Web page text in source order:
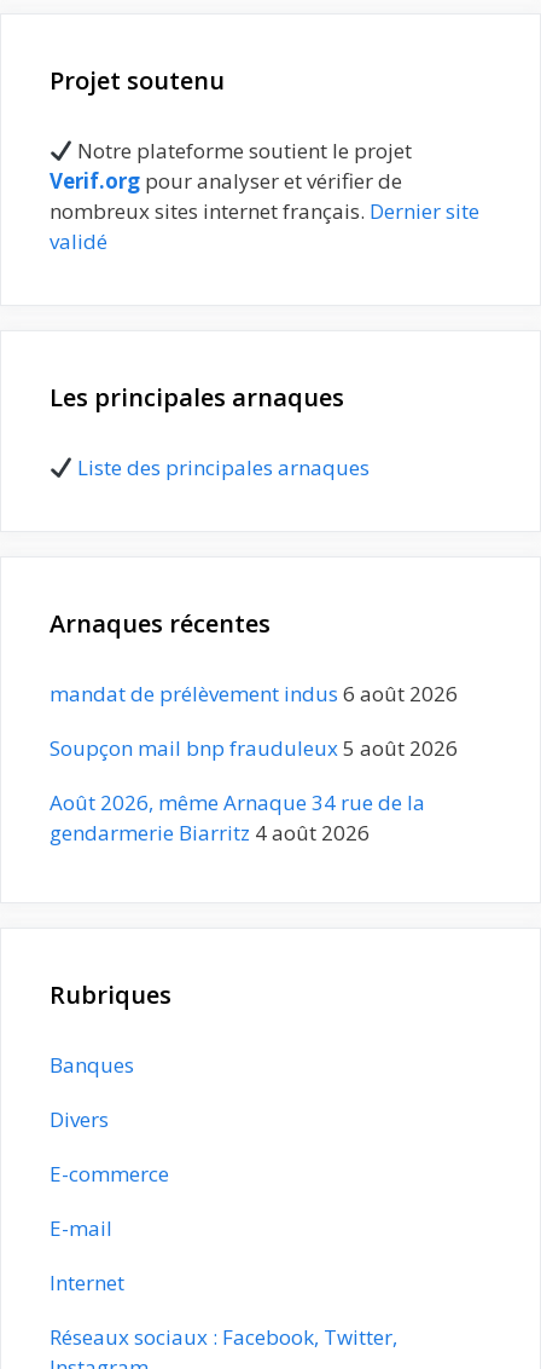
Projet soutenu
Notre plateforme soutient le projet
Verif.org pour analyser et vérifier de
nombreux sites internet français. Dernier site
validé
Les principales arnaques
Liste des principales arnaques
Arnaques récentes
mandat de prélèvement indus 6 août 2026
Soupçon mail bnp frauduleux5 août 2026
Août 2026, même Arnaque 34 rue de la
gendarmerie Biarritz 4 août 2026
Rubriques
Banques
Divers
E-commerce
E-mail
Internet
Réseaux sociaux : Facebook, Twitter,